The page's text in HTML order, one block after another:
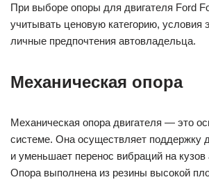
При выборе опоры для двигателя Ford
учитывать ценовую категорию, условия
личные предпочтения автовладельца.
Механическая опора
Механическая опора двигателя — это
системе. Она осуществляет поддержку
и уменьшает перенос вибраций на
Опора выполнена из резины высокой